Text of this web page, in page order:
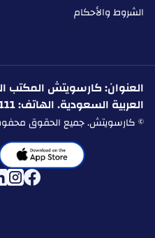
الشروط والأحكام
العنوان: كارسويتش المكتب
العربية السعودية. الهاتف: 0115112111
© كارسويتش. جميع الحقوق